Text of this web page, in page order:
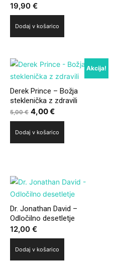
19,90 €
Dodaj v košarico
Akcija!
Derek Prince – Božja
steklenička z zdravili
5,00€ Izvirna
cena
je
4,00€
cena
je:
Dodaj v košarico
Dr. Jonathan David –
Odločilno desetletje
12,00 €
Dodaj v košarico